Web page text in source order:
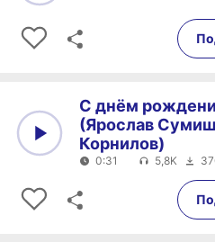
00:31
0:31
С днём
(Ярослав
Корнилов)
0:31 5,8K